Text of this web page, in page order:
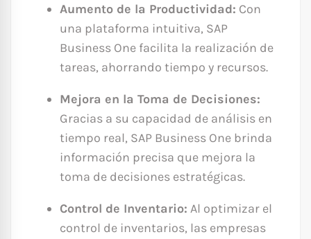
Aumento de la Productividad: Con
una plataforma intuitiva, SAP
Business One facilita la realización de
tareas, ahorrando tiempo y recursos.
Mejora en la Toma de Decisiones:
Gracias a su capacidad de análisis en
tiempo real, SAP Business One brinda
información precisa que mejora la
toma de decisiones estratégicas.
Control de Inventario: Al optimizar el
control de inventarios, las empresas